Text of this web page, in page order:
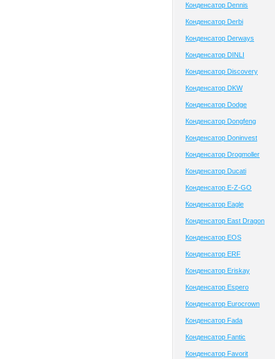
Конденсатор Dennis
Конденсатор Derbi
Конденсатор Derways
Конденсатор DINLI
Конденсатор Discovery
Конденсатор DKW
Конденсатор Dodge
Конденсатор Dongfeng
Конденсатор Doninvest
Конденсатор Drogmoller
Конденсатор Ducati
Конденсатор E-Z-GO
Конденсатор Eagle
Конденсатор East Dragon
Конденсатор EOS
Конденсатор ERF
Конденсатор Eriskay
Конденсатор Espero
Конденсатор Eurocrown
Конденсатор Fada
Конденсатор Fantic
Конденсатор Favorit